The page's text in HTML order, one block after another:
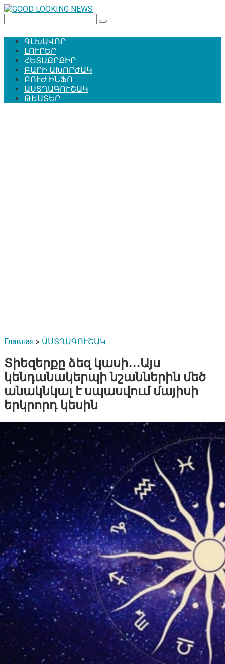
Перейти
контенту
ԳԼԽԱՎՈՐ
ԼՈՒՐԵՐ
ՀԵՏԱՔՐՔԻՐ
ԲԱՐԻ ԱԽՈՐԺԱԿ
ԲՈՒԺ ԻՆՖՈ
ԱՍՏՂԱԳՈՒՇԱԿ
ԹԵՍՏԵՐ
Главная » ԱՍՏՂԱԳՈՒՇԱԿ
Տիեզերքը ձեզ կասի․․․Այս
կենդանակերպի նշաններին մեծ
անակնկալ է սպասվում մայիսի
երկրորդ կեսին